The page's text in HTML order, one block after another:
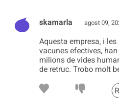
skamarla agost 09,
Aquesta empresa, i
vacunes efectives,
milions de vides
de retruc. Trobo molt